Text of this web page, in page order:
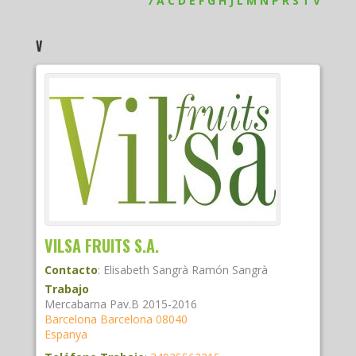
V
VILSA FRUITS S.A.
Contacto: Elisabeth Sangrà Ramón Sangrà
Trabajo
Mercabarna Pav.B 2015-2016
Barcelona Barcelona 08040
Espanya